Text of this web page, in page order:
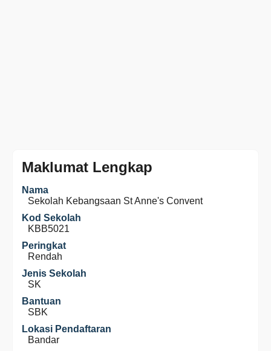
Maklumat Lengkap
Nama
Sekolah Kebangsaan St Anne's Convent
Kod Sekolah
KBB5021
Peringkat
Rendah
Jenis Sekolah
SK
Bantuan
SBK
Lokasi Pendaftaran
Bandar